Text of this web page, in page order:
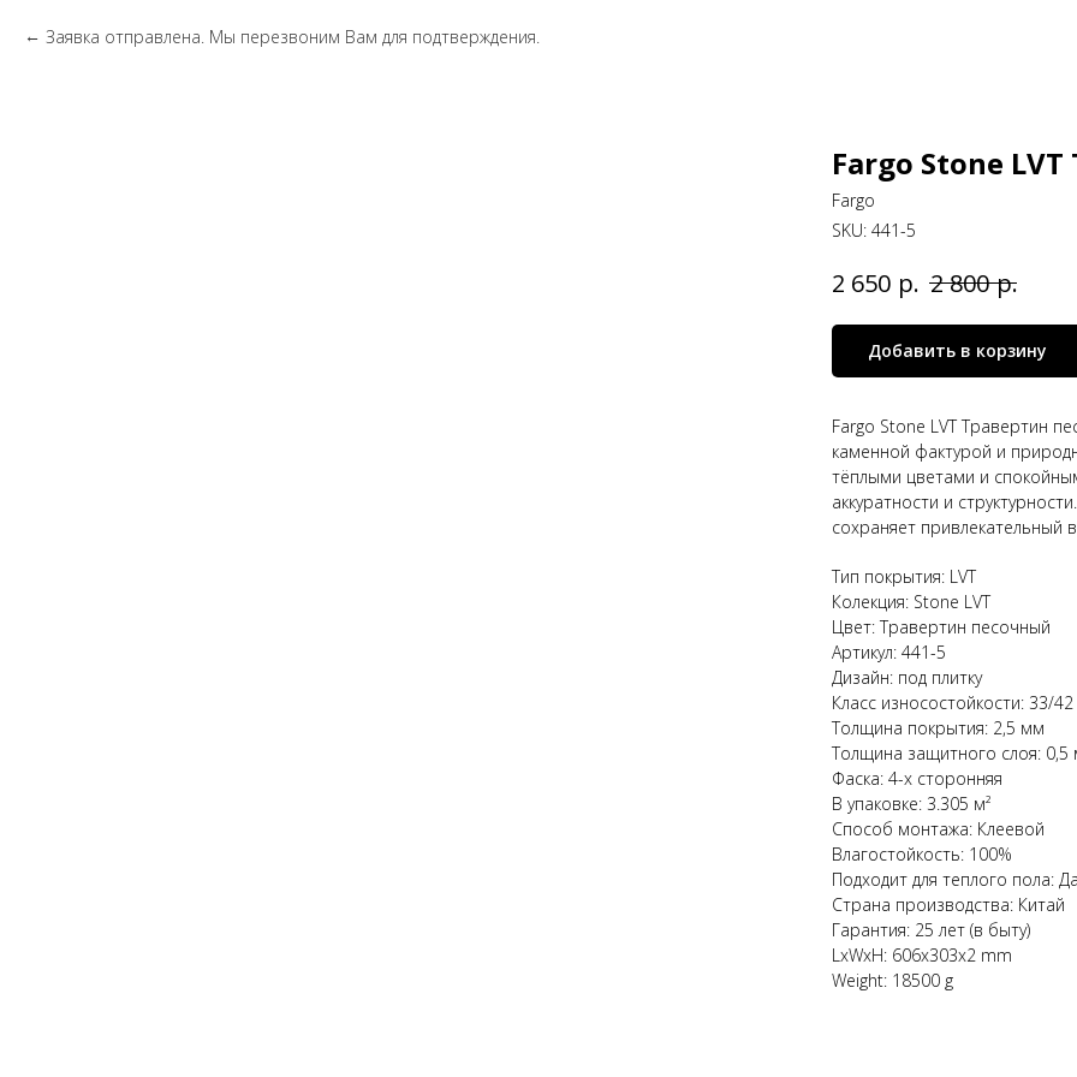
Заявка отправлена. Мы перезвоним Вам для подтверждения.
Fargo Stone
Fargo
SKU: 441-5
2 650 р. 2 800 р.
Добавить в корзину
Fargo Stone LVT Травертин
каменной фактурой и
тёплыми цветами и
аккуратности и
сохраняет привлекательный
Тип покрытия: LVT
Колекция: Stone LVT
Цвет: Травертин песочный
Артикул: 441-5
Дизайн: под плитку
Класс износостойкости: 33/42
Толщина покрытия: 2,5 мм
Толщина защитного слоя: 0,5
Фаска: 4-х сторонняя
В упаковке: 3.305 м²
Способ монтажа: Клеевой
Влагостойкость: 100%
Подходит для теплого пола:
Страна производства: Китай
Гарантия: 25 лет (в быту)
LxWxH: 606x303x2 mm
Weight: 18500 g